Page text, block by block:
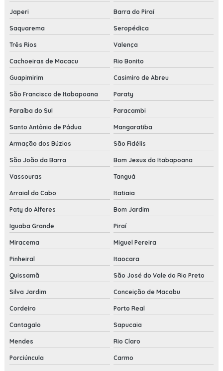
Japeri Barra do Piraí
Saquarema Seropédica
Três Rios Valença
Cachoeiras de Macacu Rio Bonito
Guapimirim Casimiro de Abreu
São Francisco de Itabapoana Paraty
Paraíba do Sul Paracambi
Santo Antônio de Pádua Mangaratiba
Armação dos Búzios São Fidélis
São João da Barra Bom Jesus do Itabapoana
Vassouras Tanguá
Arraial do Cabo Itatiaia
Paty do Alferes Bom Jardim
Iguaba Grande Piraí
Miracema Miguel Pereira
Pinheiral Itaocara
Quissamã São José do Vale do Rio Preto
Silva Jardim Conceição de Macabu
Cordeiro Porto Real
Cantagalo Sapucaia
Mendes Rio Claro
Porciúncula Carmo